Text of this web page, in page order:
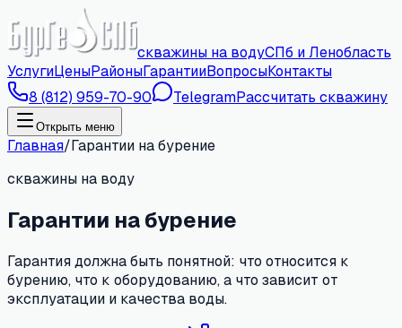
скважины на водуСПб и Ленобласть
УслугиЦеныРайоныГарантииВопросыКонтакты
8 (812) 959-70-90
TelegramРассчитать скважину
Открыть меню
Главная/Гарантии на бурение
скважины на воду
Гарантии на бурение
Гарантия должна быть понятной: что относится к
бурению, что к оборудованию, а что зависит от
эксплуатации и качества воды.